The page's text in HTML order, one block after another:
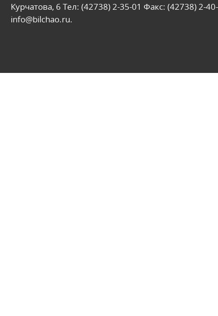
Курчатова, 6 Тел: (42738) 2-35-01 Факс: (42738) 2-
info@bilchao.ru.